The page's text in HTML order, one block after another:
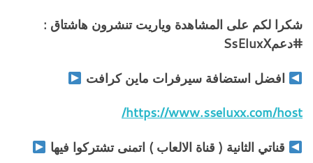
شكرا لكم على المشاهدة وياريت تنشرون هاشتاق :
#دعمSsEluxX
افضل استضافة سيرفرات ماين كرافت
https://www.sseluxx.com/host/
قناتي الثانية ( قناة الالعاب ) اتمنى تشتركوا فيها